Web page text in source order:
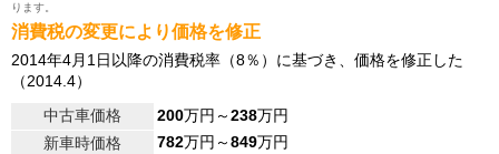
ります。
消費税の変更により価格を修正
2014年4月1日以降の消費税率（8％）に基づき、価格を修正した
（2014.4）
中古車価格
200万円～238万円
新車時価格
782万円～849万円